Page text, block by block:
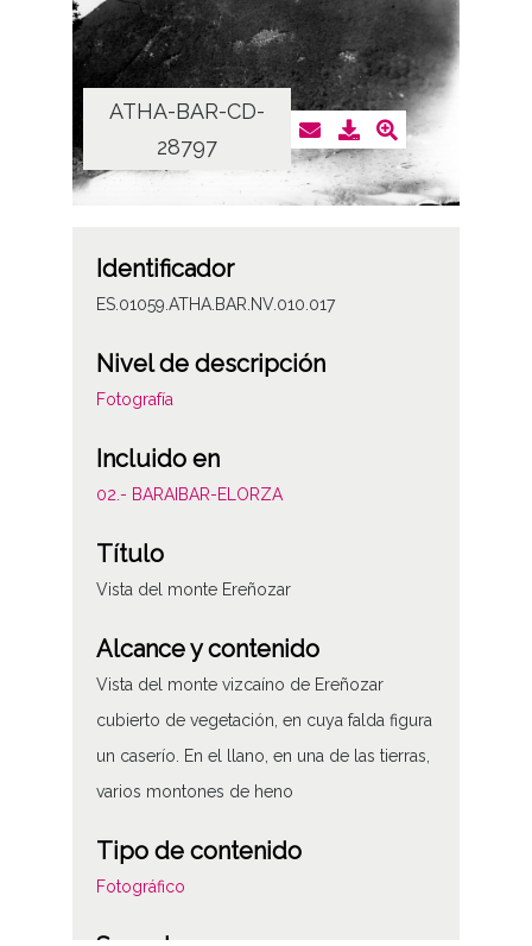
ATHA-BAR-CD-
28797
Identificador
ES.01059.ATHA.BAR.NV.010.017
Nivel de descripción
Fotografía
Incluido en
02.- BARAIBAR-ELORZA
Título
Vista del monte Ereñozar
Alcance y contenido
Vista del monte vizcaíno de Ereñozar
cubierto de vegetación, en cuya falda figura
un caserío. En el llano, en una de las tierras,
varios montones de heno
Tipo de contenido
Fotográfico